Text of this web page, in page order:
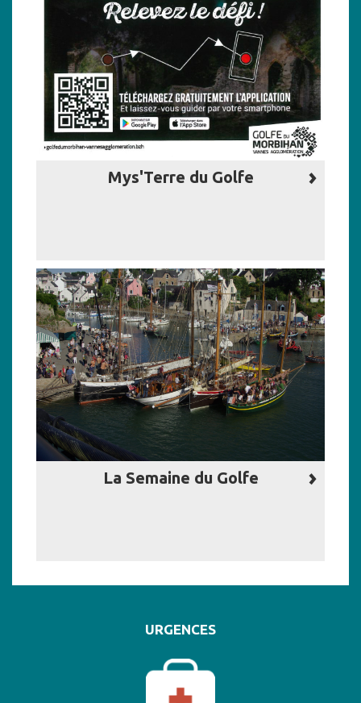
Mys'Terre du Golfe
La Semaine du Golfe
URGENCES